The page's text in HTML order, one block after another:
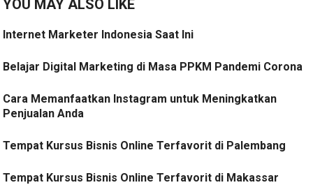
YOU MAY ALSO LIKE
Internet Marketer Indonesia Saat Ini
Belajar Digital Marketing di Masa PPKM Pandemi Corona
Cara Memanfaatkan Instagram untuk Meningkatkan
Penjualan Anda
Tempat Kursus Bisnis Online Terfavorit di Palembang
Tempat Kursus Bisnis Online Terfavorit di Makassar